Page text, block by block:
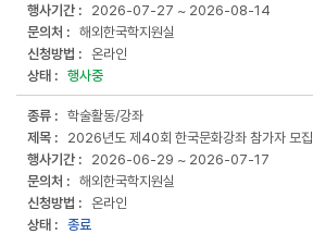
2026-07-27 ~ 2026-08-14
해외한국학지원실
온라인
행사중
학술활동/강좌
2026년도 제40회 한국문화강좌 참가자 모집
2026-06-29 ~ 2026-07-17
해외한국학지원실
온라인
종료